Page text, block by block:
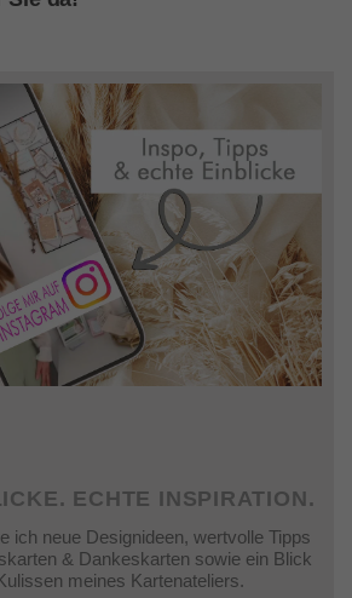
ECHTE INSPIRATION.
ich neue Designideen, wertvolle Tipps
& Dankeskarten sowie ein Blick
meines Kartenateliers.